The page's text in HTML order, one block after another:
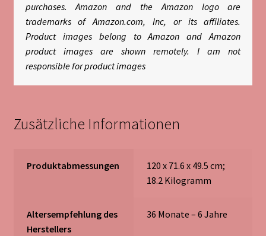
purchases. Amazon and the Amazon logo are
trademarks of Amazon.com, Inc, or its affiliates.
Product images belong to Amazon and Amazon
product images are shown remotely. I am not
responsible for product images
Zusätzliche Informationen
Produktabmessungen
‎120 x 71.6 x 49.5 cm;
18.2 Kilogramm
Altersempfehlung des
Herstellers
‎36 Monate – 6 Jahre